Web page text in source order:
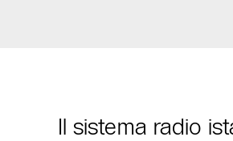
Il sistema radio